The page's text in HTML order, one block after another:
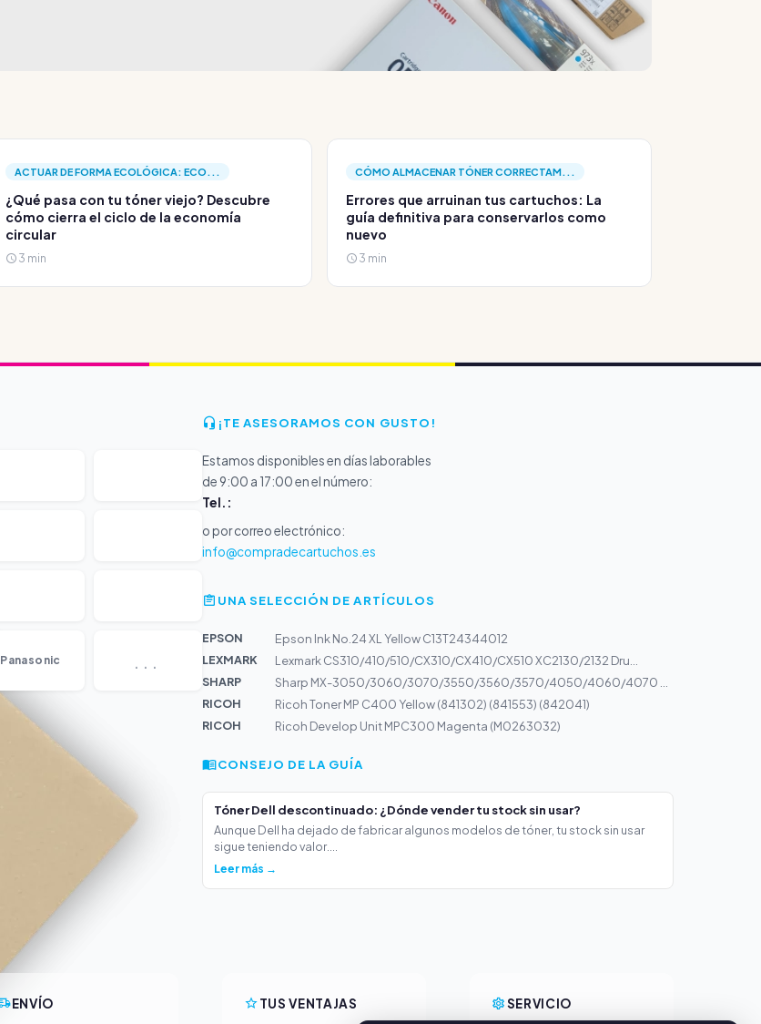
ACTUAR DE FORMA ECOLÓGICA: ECO...
¿Qué pasa con tu tóner viejo? Descubre
cómo cierra el ciclo de la economía
circular
3 min
CÓMO ALMACENAR TÓNER CORRECTAM...
Errores que arruinan tus cartuchos: La
guía definitiva para conservarlos como
nuevo
3 min
Panasonic ...
¡TE ASESORAMOS CON GUSTO!
Estamos disponibles en días laborables
de 9:00 a 17:00 en el número:
Tel.:
o por correo electrónico:
info@compradecartuchos.es
UNA SELECCIÓN DE ARTÍCULOS
EPSON
Epson Ink No.24 XL Yellow C13T24344012
LEXMARK
Lexmark CS310/410/510/CX310/CX410/CX510 XC2130/2132 Dru...
SHARP
RICOH
Ricoh Toner MP C400 Yellow (841302) (841553) (842041)
RICOH
Ricoh Develop Unit MPC300 Magenta (M0263032)
CONSEJO DE LA GUÍA
Tóner Dell descontinuado: ¿Dónde vender tu stock sin usar?
Aunque Dell ha dejado de fabricar algunos modelos de tóner, tu stock sin usar
sigue teniendo valor....
Leer más →
ENVÍO TUS VENTAJAS SERVICIO